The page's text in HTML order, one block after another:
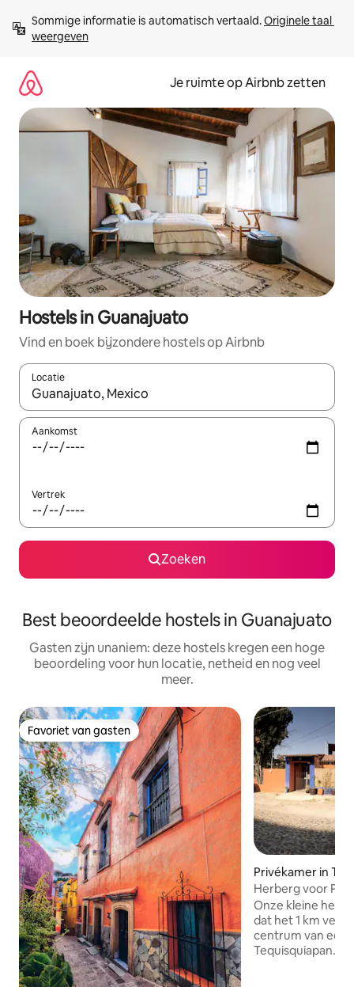
direct
naar
Sommige informatie is automatisch vertaald. Originele taal
weergeven
Je ruimte op Airbnb zetten
Hostels in Guanajuato
Vind en boek bijzondere hostels op Airbnb
Locatie
Wanneer er suggesties beschikbaar zijn, maak je een keuze
Aankomst
Vertrek
Zoeken
Best beoordeelde hostels in Guanajuato
Gasten zijn unaniem: deze hostels kregen een hoge
beoordeling voor hun locatie, netheid en nog veel
meer.
Favoriet van gasten
Favoriet van gasten
Privékamer in
Herberg voor
Onze kleine
dat het 1 km
centrum van een
Tequisquiapan.